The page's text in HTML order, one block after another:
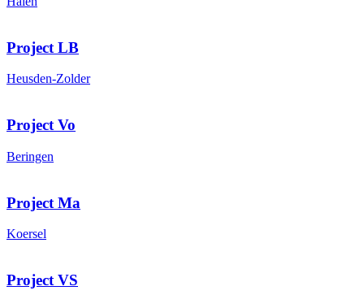
Project LB
Heusden-Zolder
Project Vo
Beringen
Project Ma
Koersel
Project VS